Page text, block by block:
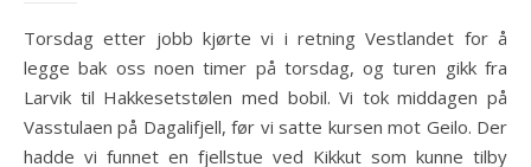
Torsdag etter jobb kjørte vi i retning Vestlandet for å
legge bak oss noen timer på torsdag, og turen gikk fra
Larvik til Hakkesetstølen med bobil. Vi tok middagen på
Vasstulaen på Dagalifjell, før vi satte kursen mot Geilo. Der
hadde vi funnet en fjellstue ved Kikkut som kunne tilby